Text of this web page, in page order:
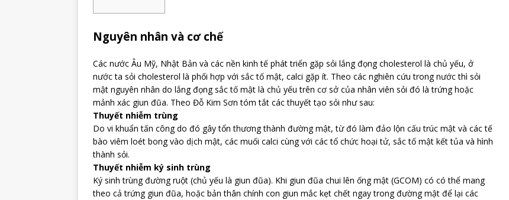
Nguyên nhân và cơ chế
Các nước Âu Mỹ, Nhật Bản và các nền kinh tế phát triển gặp sỏi lắng đọng cholesterol là chủ yếu, ở
nước ta sỏi cholesterol là phối hợp với sắc tố mật, calci gặp ít. Theo các nghiên cứu trong nước thì sỏi
mật nguyên nhân do lắng đọng sắc tố mật là chủ yếu trên cơ sở của nhân viên sỏi đó là trứng hoặc
mảnh xác giun đũa. Theo Đỗ Kim Sơn tóm tắt các thuyết tạo sỏi như sau:
Thuyết nhiễm trùng
Do vi khuẩn tấn công do đó gây tổn thương thành đường mật, từ đó làm đảo lộn cấu trúc mật và các tế
bào viêm loét bong vào dịch mật, các muối calci cùng với các tổ chức hoại tử, sắc tố mật kết tủa và hình
thành sỏi.
Thuyết nhiễm ký sinh trùng
Ký sinh trùng đường ruột (chủ yếu là giun đũa). Khi giun đũa chui lên ống mật (GCOM) có có thể mang
theo cả trứng giun đũa, hoặc bản thân chính con giun mắc kẹt chết ngay trong đường mật để lại các